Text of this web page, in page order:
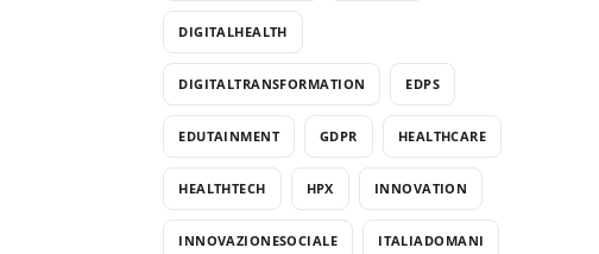
DIGITALHEALTH
DIGITALTRANSFORMATION EDPS
EDUTAINMENT GDPR HEALTHCARE
HEALTHTECH HPX INNOVATION
INNOVAZIONESOCIALE ITALIADOMANI